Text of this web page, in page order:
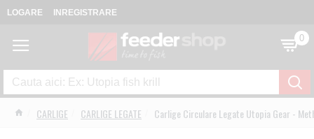
LOGARE INREGISTRARE
0
CARLIGE CARLIGE LEGATE Carlige Circulare Legate Utopia Gear -